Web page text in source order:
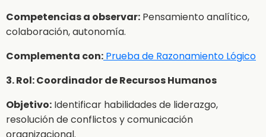
Competencias a observar: Pensamiento analítico,
colaboración, autonomía.
Complementa con: Prueba de Razonamiento Lógico
3. Rol: Coordinador de Recursos Humanos
Objetivo: Identificar habilidades de liderazgo,
resolución de conflictos y comunicación